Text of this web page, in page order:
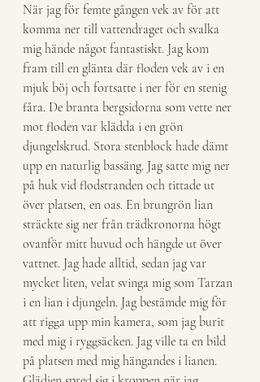
När jag för femte gången vek av för att
komma ner till vattendraget och svalka
mig hände något fantastiskt. Jag kom
fram till en glänta där floden vek av i en
mjuk böj och fortsatte i ner för en stenig
fåra. De branta bergsidorna som vette ner
mot floden var klädda i en grön
djungelskrud. Stora stenblock hade dämt
upp en naturlig bassäng. Jag satte mig ner
på huk vid flodstranden och tittade ut
över platsen, en oas. En brungrön lian
sträckte sig ner från trädkronorna högt
ovanför mitt huvud och hängde ut över
vattnet. Jag hade alltid, sedan jag var
mycket liten, velat svinga mig som Tarzan
i en lian i djungeln. Jag bestämde mig för
att rigga upp min kamera, som jag burit
med mig i ryggsäcken. Jag ville ta en bild
på platsen med mig hängandes i lianen.